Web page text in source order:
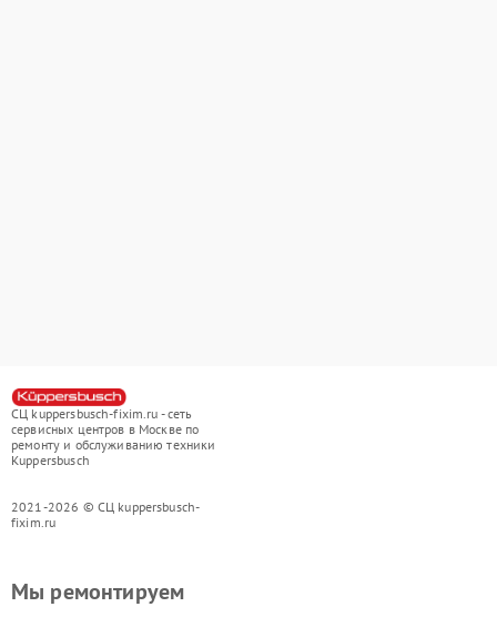
СЦ kuppersbusch-fixim.ru - сеть
сервисных центров в Москве по
ремонту и обслуживанию техники
Kuppersbusch
2021-2026 © СЦ kuppersbusch-
fixim.ru
Мы ремонтируем